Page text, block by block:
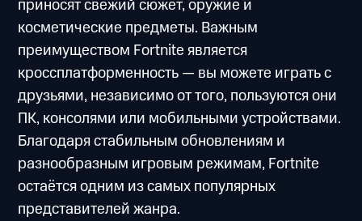
приносят свежий сюжет, оружие и
косметические предметы. Важным
преимуществом Fortnite является
кроссплатформенность — вы можете играть с
друзьями, независимо от того, пользуются они
ПК, консолями или мобильными устройствами.
Благодаря стабильным обновлениям и
разнообразным игровым режимам, Fortnite
остаётся одним из самых популярных
представителей жанра.